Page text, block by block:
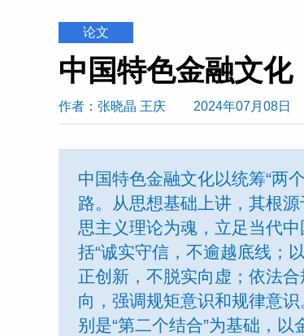
论文
作者 ：张晓晶 王庆 2024年07月08日
中国特色金融文化以统筹“两
路。从思想基础上讲，其根
思主义理论为魂，立足当代
括“诚实守信，不逾越底线；
正创新，不脱实向虚；依法
向，强调规矩意识和规律意
别是“第二个结合”为基础，